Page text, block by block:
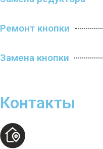
Ремонт кнопки
Замена кнопки
Контакты